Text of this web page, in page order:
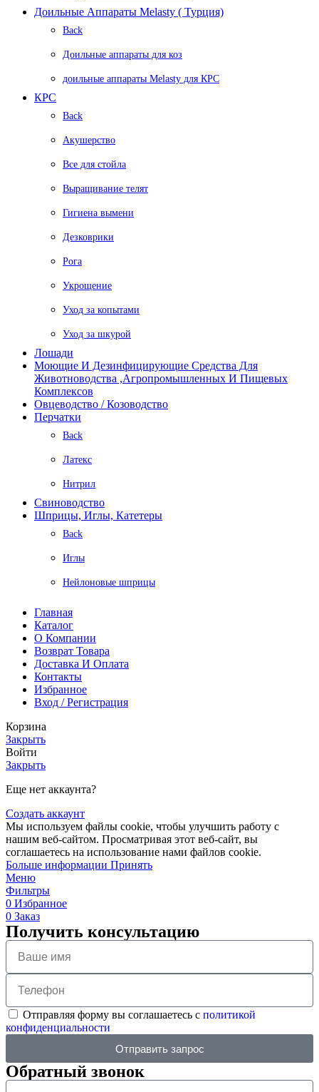
Доильные Аппараты Melasty ( Турция)
Back
Доильные аппараты для коз
доильные аппараты Melasty для КРС
КРС
Back
Акушерство
Все для стойла
Выращивание телят
Гигиена вымени
Дезковрики
Рога
Укрощение
Уход за копытами
Уход за шкурой
Лошади
Моющие И Дезинфицирующие Средства Для
Животноводства ,агропромышленных И Пищевых
Комплексов
Овцеводство / Козоводство
Перчатки
Back
Латекс
Нитрил
Свиноводство
Шприцы, Иглы, Катетеры
Back
Иглы
Нейлоновые шприцы
Главная
Каталог
О Компании
Возврат Товара
Доставка И Оплата
Контакты
Избранное
Вход / Регистрация
Корзина
Закрыть
Войти
Закрыть
Еще нет аккаунта?
Создать аккаунт
Мы используем файлы cookie, чтобы улучшить работу с
нашим веб-сайтом. Просматривая этот веб-сайт, вы
соглашаетесь на использование нами файлов cookie.
Больше информации Принять
Меню
Фильтры
0 Избранное
0 Заказ
Получить консультацию
Отправляя форму вы соглашаетесь с политикой
конфиденциальности
Отправить запрос
Обратный звонок